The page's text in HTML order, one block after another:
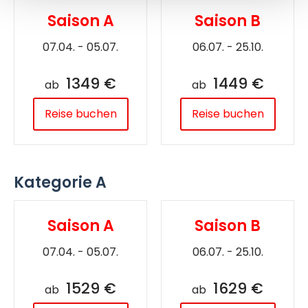
Saison A
07.04. - 05.07.
ab 1349 €
Reise buchen
Saison B
06.07. - 25.10.
ab 1449 €
Reise buchen
Kategorie A
Saison A
07.04. - 05.07.
ab 1529 €
Saison B
06.07. - 25.10.
ab 1629 €